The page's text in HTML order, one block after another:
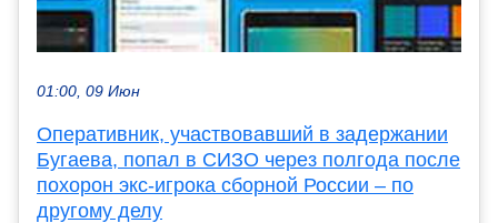
01:00, 09 Июн
Оперативник, участвовавший в задержании
Бугаева, попал в СИЗО через полгода после
похорон экс-игрока сборной России – по
другому делу